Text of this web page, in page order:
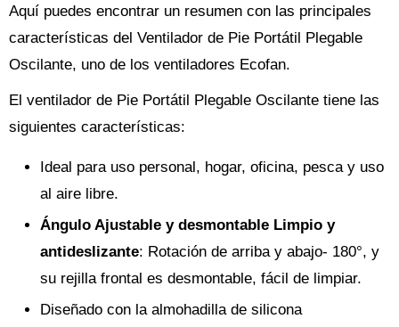
Aquí puedes encontrar un resumen con las principales
características del Ventilador de Pie Portátil Plegable
Oscilante, uno de los ventiladores Ecofan.
El ventilador de Pie Portátil Plegable Oscilante tiene las
siguientes características:
Ideal para uso personal, hogar, oficina, pesca y uso
al aire libre.
Ángulo Ajustable y desmontable Limpio y
antideslizante: Rotación de arriba y abajo- 180°, y
su rejilla frontal es desmontable, fácil de limpiar.
Diseñado con la almohadilla de silicona